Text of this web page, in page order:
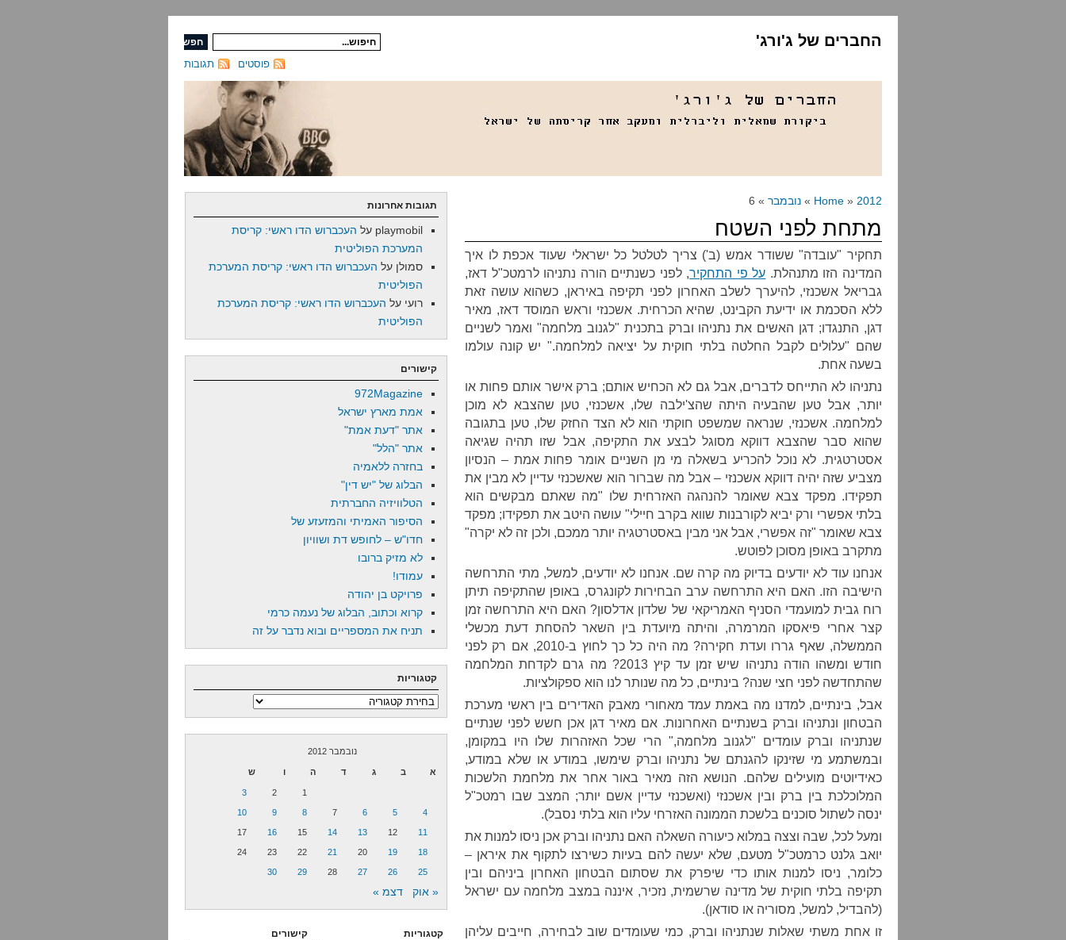
החברים של ג'ורג'
תגובות פוסטים
Home » 2012
» נובמבר » 6
מתחת לפני השטח
תחקיר "עובדה" ששודר אמש (ב') צריך לטלטל כל ישראלי שעוד אכפת לו איך
המדינה הזו מתנהלת. על פי התחקיר, לפני כשנתיים הורה נתניהו לרמטכ"ל דאז,
גבריאל אשכנזי, להיערך לשלב האחרון לפני תקיפה באיראן, כשהוא עושה זאת
ללא הסכמת או ידיעת הקבינט, שהיא הכרחית. אשכנזי וראש המוסד דאז, מאיר
דגן, התנגדו; דגן האשים את נתניהו וברק בתכנית "לגנוב מלחמה" ואמר לשניים
שהם "עלולים לקבל החלטה בלתי חוקית על יציאה למלחמה." יש קונה עולמו
בשעה אחת.
נתניהו לא התייחס לדברים, אבל גם לא הכחיש אותם; ברק אישר אותם פחות או
יותר, אבל טען שהבעיה היתה שהצ'ילבה שלו, אשכנזי, טען שהצבא לא מוכן
למלחמה. אשכנזי, שנראה שמשפט חוקתי הוא לא הצד החזק שלו, טען בתגובה
שהוא סבר שהצבא דווקא מסוגל לבצע את התקיפה, אבל שזו תהיה שגיאה
אסטרטגית. לא נוכל להכריע בשאלה מי מן השניים אומר פחות אמת – הנסיון
מצביע שזה יהיה דווקא אשכנזי – אבל מה שברור הוא שאשכנזי עדיין לא מבין את
תפקידו. מפקד צבא שאומר להנהגה האזרחית שלו "מה שאתם מבקשים הוא
בלתי אפשרי ורק יביא לקורבנות שווא בקרב חיילי" עושה היטב את תפקידו; מפקד
צבא שאומר "זה אפשרי, אבל אני מבין באסטרטגיה יותר ממכם, ולכן זה לא יקרה"
מתקרב באופן מסוכן לפוטש.
אנחנו עוד לא יודעים בדיוק מה קרה שם. אנחנו לא יודעים, למשל, מתי התרחשה
הישיבה הזו. האם היא התרחשה ערב הבחירות לקונגרס, באופן שהתקיפה תיתן
רוח גבית למועמדי הסניף האמריקאי של שלדון אדלסון? האם היא התרחשה זמן
קצר אחרי פיאסקו המרמרה, והיתה מיועדת בין השאר להסחת דעת מכשלי
הממשלה, שאף גררו ועדת חקירה? מה היה כל כך לחוץ ב-2010, אם רק לפני
חודש ומשהו הודה נתניהו שיש זמן עד קיץ 2013? מה גרם לקדחת המלחמה
שהתחדשה לפני חצי שנה? בינתיים, כל מה שנותר לנו הוא ספקולציות.
אבל, בינתיים, למדנו מה באמת עמד מאחורי מאבק האדירים בין ראשי מערכת
הבטחון ונתניהו וברק בשנתיים האחרונות. אם מאיר דגן אכן חשש לפני שנתיים
שנתניהו וברק עומדים "לגנוב מלחמה," הרי שכל האזהרות שלו היו במקומן,
ובמשתמע מי שזינקו להגנתם של נתניהו וברק שימשו, במודע או שלא במודע,
כאידיוטים מועילים שלהם. הנושא הזה מאיר באור אחר את מלחמת הלשכות
המלוכלכת בין ברק ובין אשכנזי (ואשכנזי עדיין אשם יותר; המצב שבו רמטכ"ל
ינסה לשתול סוכנים בלשכת הממונה האזרחי עליו הוא בלתי נסבל).
ומעל לכל, שבה וצצה במלוא כיעורה השאלה האם נתניהו וברק אכן ניסו למנות את
יואב גלנט כרמטכ"ל מטעם, שלא יעשה להם בעיות כשירצו לתקוף את איראן –
כלומר, ניסו למנות אותו כדי שיפרק את שסתום הבטחון האחרון ביניהם ובין
תקיפה בלתי חוקית של מדינה שרשמית, נזכיר, איננה במצב מלחמה עם ישראל
(להבדיל, למשל, מסוריה או סודאן).
זו אחת משתי שאלות שנתניהו וברק, כמי שעומדים שוב לבחירה, חייבים עליהן
תגובות אחרונות
playmobil על העכברוש הדו ראשי: קריסת
המערכת הפוליטית
סמולן על העכברוש הדו ראשי: קריסת המערכת
הפוליטית
רועי על העכברוש הדו ראשי: קריסת המערכת
הפוליטית
קישורים
972Magazine
אמת מארץ ישראל
אתר "דעת אמת"
אתר "הלל"
בחזרה ללאמיה
הבלוג של "יש דין"
הטלוויזיה החברתית
הסיפור האמיתי והמזעזע של
חדו"ש – לחופש דת ושוויון
לא מזיק ברובו
עמודו!
פרויקט בן יהודה
קרוא וכתוב, הבלוג של נעמה כרמי
תניח את המספריים ובוא נדבר על זה
קטגוריות
קטגוריות
נובמבר 2012
א ב ג ד ה ו ש
1
2
3
4
5
6
7
8
9
10
11
12
13
14
15
16
17
18
19
20
21
22
23
24
25
26
27
28
29
30
« אוק דצמ »
קטגוריות קישורים